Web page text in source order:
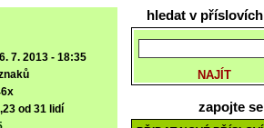
7. 2013 - 18:35
od 31 lidí
hledat v příslovích
zapojte se